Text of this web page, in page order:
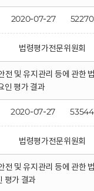
2020-07-27 52270
법령평가전문위원회
전 및 유지관리 등에 관한
인 평가 결과
2020-07-27 53544
법령평가전문위원회
전 및 유지관리 등에 관한
평가 결과